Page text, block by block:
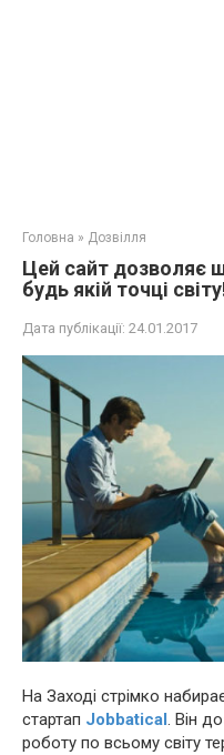
Головна » Дозвілля
Цей сайт дозволяє
будь якій точці
Дата публікації: 24.01.2017
На Заході стрімко
стартап Jobbatical. Він
роботу по всьому світу